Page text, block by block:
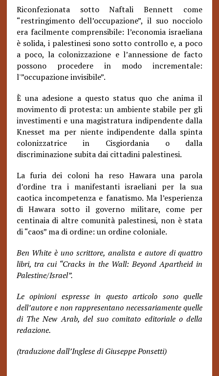
Riconfezionata sotto Naftali Bennett come
“restringimento dell’occupazione”, il suo nocciolo
era facilmente comprensibile: l’economia israeliana
è solida, i palestinesi sono sotto controllo e, a poco
a poco, la colonizzazione e l’annessione de facto
possono procedere in modo incrementale:
l'”occupazione invisibile”.
È una adesione a questo status quo che anima il
movimento di protesta: un ambiente stabile per gli
investimenti e una magistratura indipendente dalla
Knesset ma per niente indipendente dalla spinta
colonizzatrice in Cisgiordania o dalla
discriminazione subita dai cittadini palestinesi.
La furia dei coloni ha reso Hawara una parola
d’ordine tra i manifestanti israeliani per la sua
caotica incompetenza e fanatismo. Ma l’esperienza
di Hawara sotto il governo militare, come per
centinaia di altre comunità palestinesi, non è stata
di “caos” ma di ordine: un ordine coloniale.
Ben White è uno scrittore, analista e autore di quattro
libri, tra cui “Cracks in the Wall: Beyond Apartheid in
Palestine/Israel”.
Le opinioni espresse in questo articolo sono quelle
dell’autore e non rappresentano necessariamente quelle
di The New Arab, del suo comitato editoriale o della
redazione.
(traduzione dall’Inglese di Giuseppe Ponsetti)